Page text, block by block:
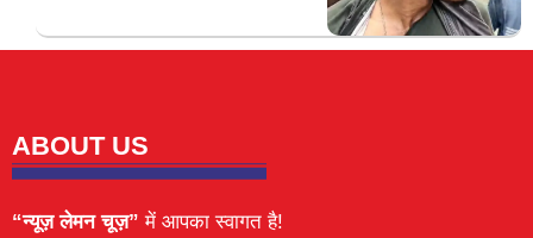
ABOUT US
“न्यूज़ लेमन चूज़” में आपका स्वागत है!